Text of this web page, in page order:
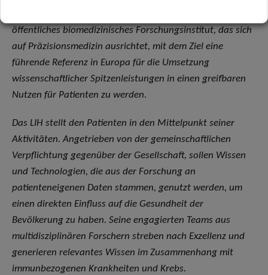
öffentliches biomedizinisches Forschungsinstitut, das sich
auf Präzisionsmedizin ausrichtet, mit dem Ziel eine
führende Referenz in Europa für die Umsetzung
wissenschaftlicher Spitzenleistungen in einen greifbaren
Nutzen für Patienten zu werden.
Das LIH stellt den Patienten in den Mittelpunkt seiner
Aktivitäten. Angetrieben von der gemeinschaftlichen
Verpflichtung gegenüber der Gesellschaft, sollen Wissen
und Technologien, die aus der Forschung an
patienteneigenen Daten stammen, genutzt werden, um
einen direkten Einfluss auf die Gesundheit der
Bevölkerung zu haben. Seine engagierten Teams aus
multidisziplinären Forschern streben nach Exzellenz und
generieren relevantes Wissen im Zusammenhang mit
immunbezogenen Krankheiten und Krebs.